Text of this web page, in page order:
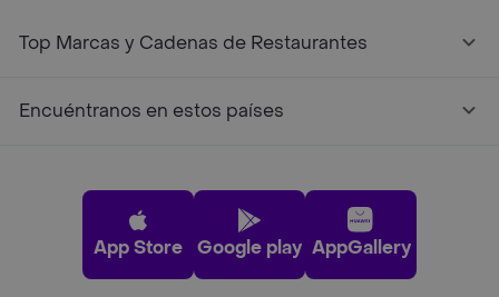
Top Marcas y Cadenas de Restaurantes
Encuéntranos en estos países
App Store Google play AppGallery